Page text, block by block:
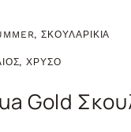
,ΣΚΟΥΛΑΡΙΚΙΑ
,ΧΡΥΣΟ
Gold